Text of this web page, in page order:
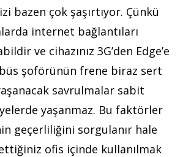
bazen çok şaşırtıyor. Çünkü
internet bağlantıları
ve cihazınız 3G’den Edge’e
şoförünün frene biraz sert
savrulmalar sabit
yaşanmaz. Bu faktörler
geçerliliğini sorgulanır hale
ofis içinde kullanılmak